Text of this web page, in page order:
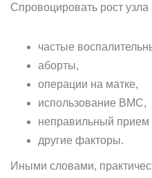
Спровоцировать рост узла
частые
аборты,
операции на матке,
использование ВМС,
неправильный прием
другие факторы.
Иными словами,